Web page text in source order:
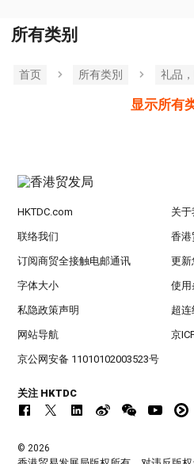
所有类别
首页 所有类別 礼品
显示所有
HKTDC.com 关于
联络我们 香港
订阅商贸全接触电邮通讯 更新
字体大小 使用
私隐政策声明 超连
网站导航 京
京公网安备 11010102003523号
关注 HKTDC
© 2026